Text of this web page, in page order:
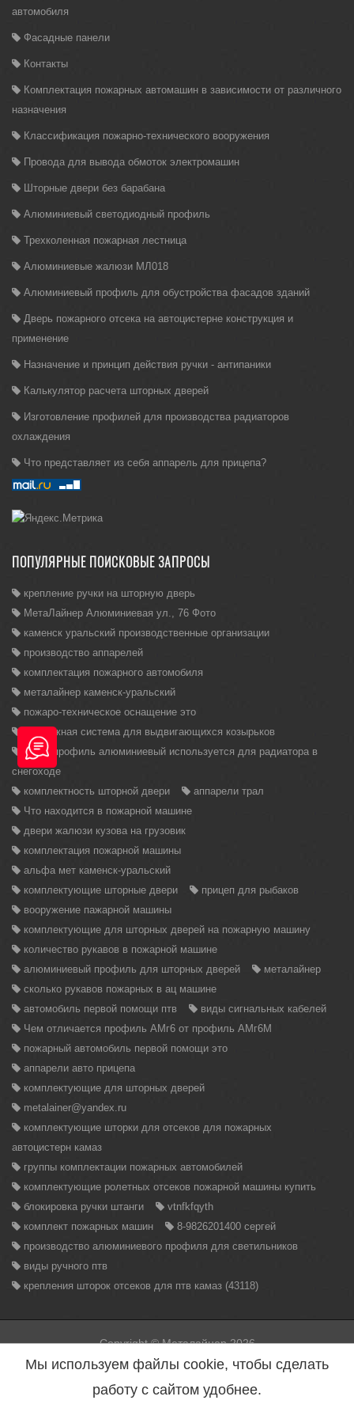
автомобиля
Фасадные панели
Контакты
Комплектация пожарных автомашин в зависимости от различного
назначения
Классификация пожарно-технического вооружения
Провода для вывода обмоток электромашин
Шторные двери без барабана
Алюминиевый светодиодный профиль
Трехколенная пожарная лестница
Алюминиевые жалюзи МЛ018
Алюминиевый профиль для обустройства фасадов зданий
Дверь пожарного отсека на автоцистерне конструкция и
применение
Назначение и принцип действия ручки - антипаники
Калькулятор расчета шторных дверей
Изготовление профилей для производства радиаторов
охлаждения
Что представляет из себя аппарель для прицепа?
ПОПУЛЯРНЫЕ ПОИСКОВЫЕ ЗАПРОСЫ
крепление ручки на шторную дверь
МетаЛайнер Алюминиевая ул., 76 Фото
каменск уральский производственные организации
производство аппарелей
комплектация пожарного автомобиля
металайнер каменск-уральский
пожаро-техническое оснащение это
выдвижная система для выдвигающихся козырьков
какой профиль алюминиевый используется для радиатора в
снегоходе
комплектность шторной двери
аппарели трал
Что находится в пожарной машине
двери жалюзи кузова на грузовик
комплектация пожарной машины
альфа мет каменск-уральский
комплектующие шторные двери
прицеп для рыбаков
вооружение пажарной машины
комплектующие для шторных дверей на пожарную машину
количество рукавов в пожарной машине
алюминиевый профиль для шторных дверей
металайнер
сколько рукавов пожарных в ац машине
автомобиль первой помощи птв
виды сигнальных кабелей
Чем отличается профиль АМг6 от профиль АМг6М
пожарный автомобиль первой помощи это
аппарели авто прицепа
комплектующие для шторных дверей
metalainer@yandex.ru
комплектующие шторки для отсеков для пожарных
автоцистерн камаз
группы комплектации пожарных автомобилей
комплектующие ролетных отсеков пожарной машины купить
блокировка ручки штанги
vtnfkfqyth
комплект пожарных машин
8-9826201400 сергей
производство алюминиевого профиля для светильников
виды ручного птв
крепления шторок отсеков для птв камаз (43118)
Copyright © Металайнер 2026
Вся информация находящаяся на данном сайте, может быть
использована только с разрешения администрации сайта.
Нарушение данного правила повлечет за собой меры
предусмотренные статьей 146 УК РФ.
Мы используем файлы cookie, чтобы сделать
работу с сайтом удобнее.